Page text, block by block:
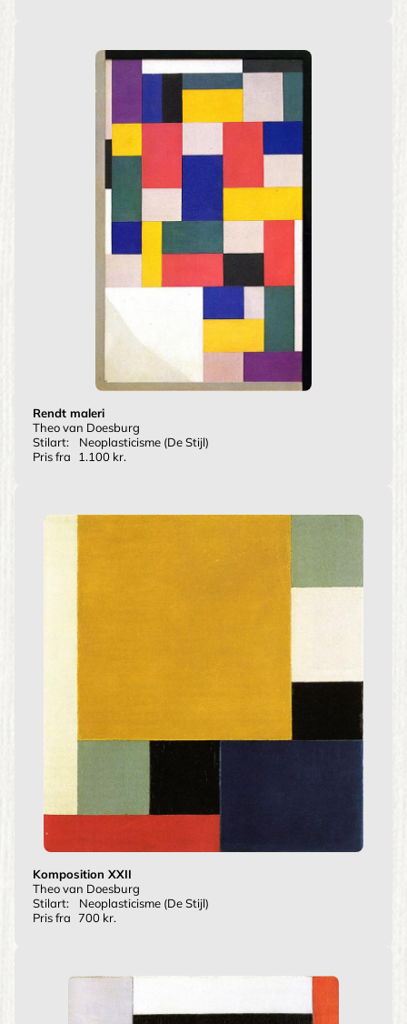
Rendt maleri
Theo van Doesburg
Stilart:
Neoplasticisme (De Stijl)
Pris fra
1.100 kr.
Komposition XXII
Theo van Doesburg
Stilart:
Neoplasticisme (De Stijl)
Pris fra 700 kr.